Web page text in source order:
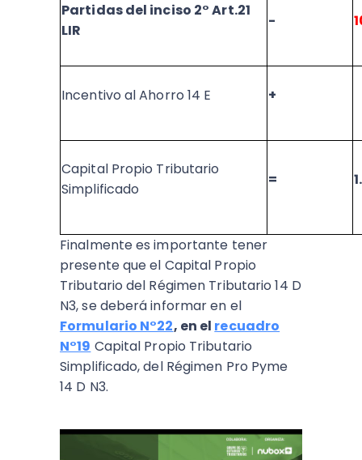
Partidas del inciso 2° Art.21
LIR
-
Incentivo al Ahorro 14 E +
Capital Propio Tributario
Simplificado
=
Finalmente es importante tener
presente que el Capital Propio
Tributario del Régimen Tributario 14 D
N3, se deberá informar en el
Formulario N°22, en el recuadro
N°19 Capital Propio Tributario
Simplificado, del Régimen Pro Pyme
14 D N3.